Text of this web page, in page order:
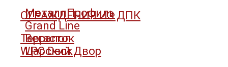
МеталлПрофиль
Grand Line
Вегасток
Царский Двор
ОГРАЖДЕНИЯ ИЗ ДПК
Террапол
WPC Deck